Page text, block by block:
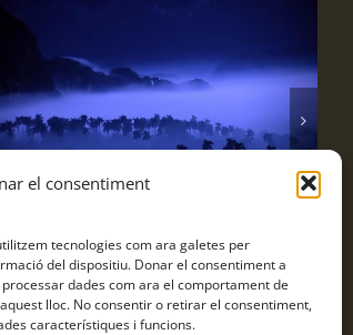
el consentiment
tecnologies com ara galetes per
del dispositiu. Donar el consentiment a
dades com ara el comportament de
lloc. No consentir o retirar el consentiment,
característiques i funcions.
Frase pregària 901
16 d'agost de 2023